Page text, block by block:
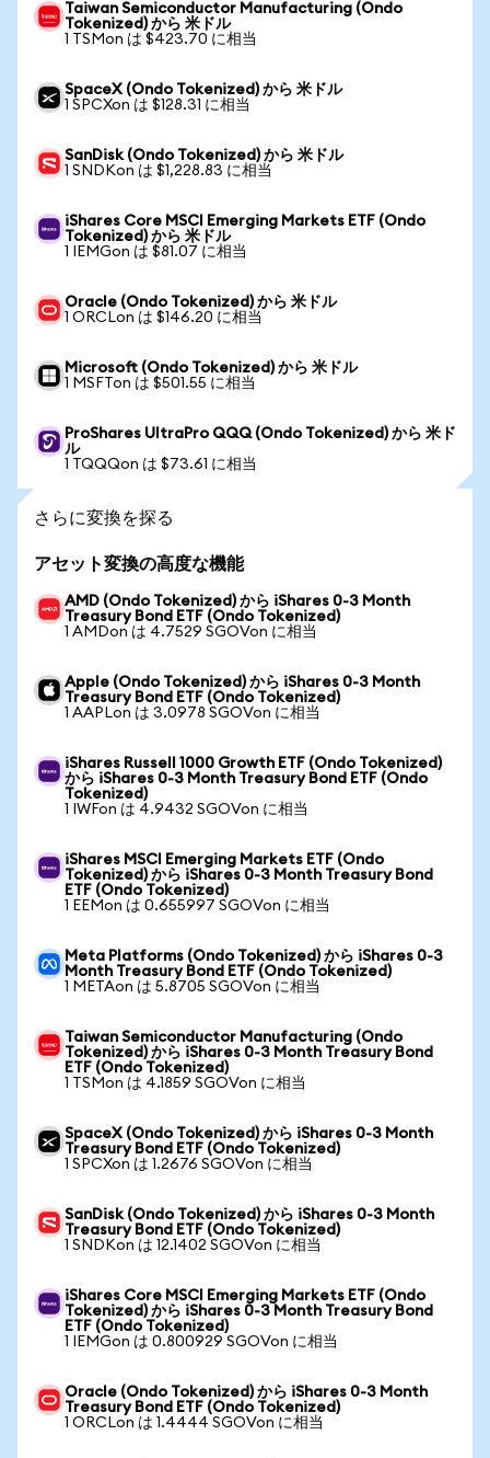
Taiwan Semiconductor Manufacturing (Ondo
Tokenized) から 米ドル
1 TSMon は $423.70 に相当
SpaceX (Ondo Tokenized) から 米ドル
1 SPCXon は $128.31 に相当
SanDisk (Ondo Tokenized) から 米ドル
1 SNDKon は $1,228.83 に相当
iShares Core MSCI Emerging Markets ETF (Ondo
Tokenized) から 米ドル
1 IEMGon は $81.07 に相当
Oracle (Ondo Tokenized) から 米ドル
1 ORCLon は $146.20 に相当
Microsoft (Ondo Tokenized) から 米ドル
1 MSFTon は $501.55 に相当
ProShares UltraPro QQQ (Ondo Tokenized) から 米ド
ル
1 TQQQon は $73.61 に相当
さらに変換を探る
アセット変換の高度な機能
AMD (Ondo Tokenized) から iShares 0-3 Month
Treasury Bond ETF (Ondo Tokenized)
1 AMDon は 4.7529 SGOVon に相当
Apple (Ondo Tokenized) から iShares 0-3 Month
Treasury Bond ETF (Ondo Tokenized)
1 AAPLon は 3.0978 SGOVon に相当
iShares Russell 1000 Growth ETF (Ondo Tokenized)
から iShares 0-3 Month Treasury Bond ETF (Ondo
Tokenized)
1 IWFon は 4.9432 SGOVon に相当
iShares MSCI Emerging Markets ETF (Ondo
Tokenized) から iShares 0-3 Month Treasury Bond
ETF (Ondo Tokenized)
1 EEMon は 0.655997 SGOVon に相当
Meta Platforms (Ondo Tokenized) から iShares 0-3
Month Treasury Bond ETF (Ondo Tokenized)
1 METAon は 5.8705 SGOVon に相当
Taiwan Semiconductor Manufacturing (Ondo
Tokenized) から iShares 0-3 Month Treasury Bond
ETF (Ondo Tokenized)
1 TSMon は 4.1859 SGOVon に相当
SpaceX (Ondo Tokenized) から iShares 0-3 Month
Treasury Bond ETF (Ondo Tokenized)
1 SPCXon は 1.2676 SGOVon に相当
SanDisk (Ondo Tokenized) から iShares 0-3 Month
Treasury Bond ETF (Ondo Tokenized)
1 SNDKon は 12.1402 SGOVon に相当
iShares Core MSCI Emerging Markets ETF (Ondo
Tokenized) から iShares 0-3 Month Treasury Bond
ETF (Ondo Tokenized)
1 IEMGon は 0.800929 SGOVon に相当
Oracle (Ondo Tokenized) から iShares 0-3 Month
Treasury Bond ETF (Ondo Tokenized)
1 ORCLon は 1.4444 SGOVon に相当